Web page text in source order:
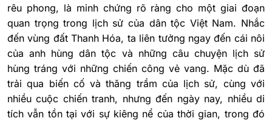
rêu phong, là minh chứng rõ ràng cho một giai đoạn
quan trọng trong lịch sử của dân tộc Việt Nam. Nhắc
đến vùng đất Thanh Hóa, ta liên tưởng ngay đến cái nôi
của anh hùng dân tộc và những câu chuyện lịch sử
hùng tráng với những chiến công vẻ vang. Mặc dù đã
trải qua biến cố và thăng trầm của lịch sử, cùng với
nhiều cuộc chiến tranh, nhưng đến ngày nay, nhiều di
tích vẫn tồn tại với sự kiêng nể của thời gian, trong đó